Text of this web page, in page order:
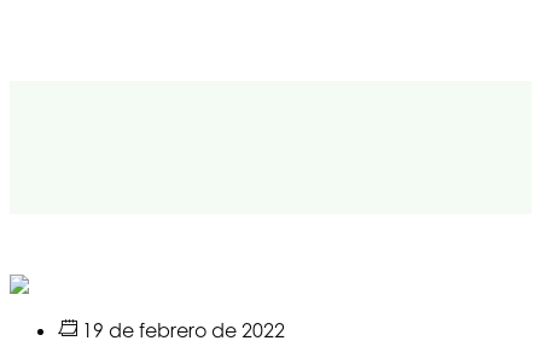
19 de febrero de 2022